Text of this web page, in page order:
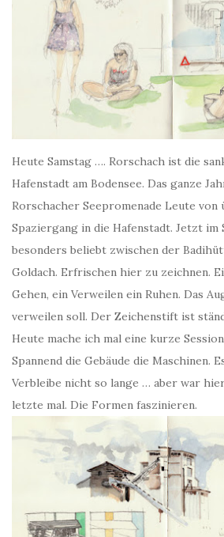
Heute Samstag …. Rorschach ist die
Hafenstadt am Bodensee. Das ganze
Rorschacher Seepromenade Leute von
Spaziergang in die Hafenstadt. Jetzt im
besonders beliebt zwischen der
Goldach. Erfrischen hier zu zeichnen.
Gehen, ein Verweilen ein Ruhen. Das
verweilen soll. Der Zeichenstift ist
Heute mache ich mal eine kurze
Spannend die Gebäude die Maschinen.
Verbleibe nicht so lange … aber war
letzte mal. Die Formen faszinieren.